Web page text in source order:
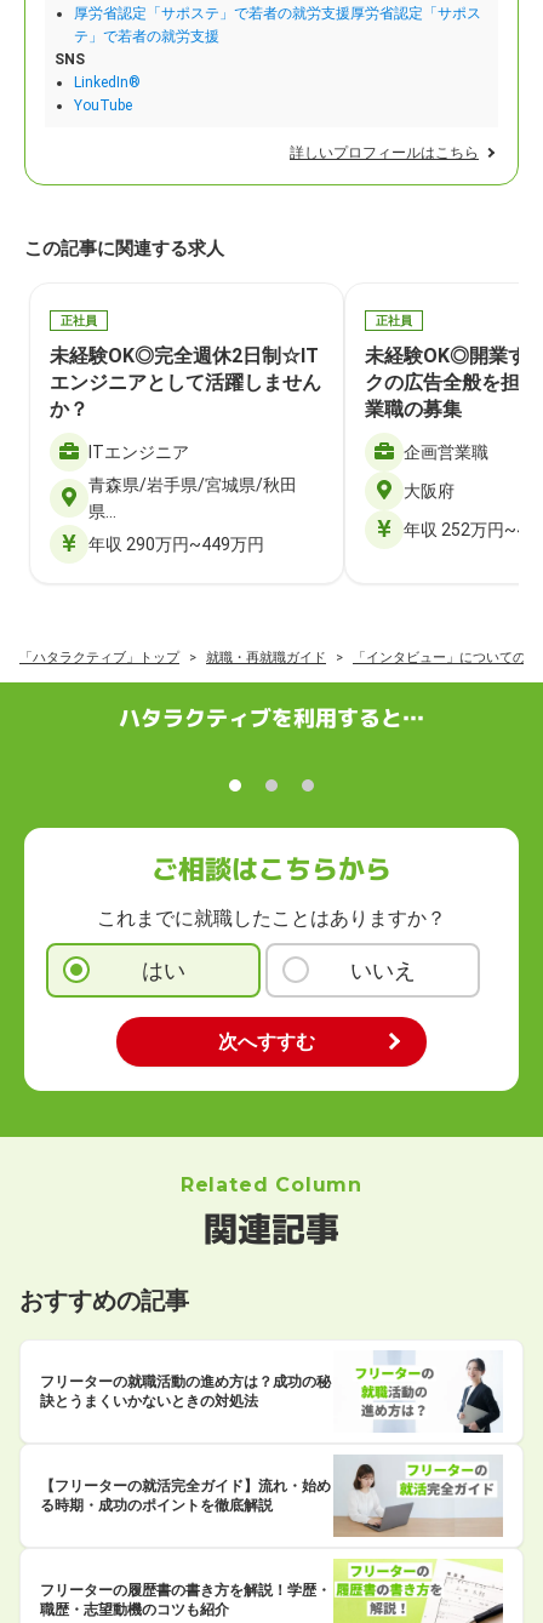
厚労省認定「サポステ」で若者の就労支援厚労省認定「サポス
テ」で若者の就労支援
SNS
LinkedIn®
YouTube
詳しいプロフィールはこちら
この記事に関連する求人
正社員
未経験OK◎完全週休2日制☆IT
エンジニアとして活躍しません
か？
ITエンジニア
青森県/岩手県/宮城県/秋田
県…
年収 290万円~449万円
正社員
未経験OK◎開業す
クの広告全般を担
業職の募集
企画営業職
大阪府
年収 252万円
「ハタラクティブ」トップ 就職・再就職ガイド 「インタビュー」についての
ハタラクティブを利用すると…
ご相談はこちらから
これまでに就職したことはありますか？
はい いいえ
Related Column
関連記事
おすすめの記事
フリーターの就職活動の進め方は？成功の秘
訣とうまくいかないときの対処法
【フリーターの就活完全ガイド】流れ・始め
る時期・成功のポイントを徹底解説
フリーターの履歴書の書き方を解説！学歴・
職歴・志望動機のコツも紹介